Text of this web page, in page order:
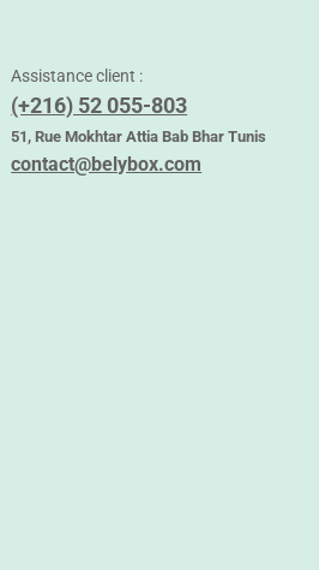
150ML
TND
Assistance client :
(+216) 52 055-803
51, Rue Mokhtar Attia Bab Bhar Tunis
contact@belybox.com